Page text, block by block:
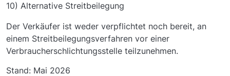
10) Alternative Streitbeilegung
Der Verkäufer ist weder verpflichtet noch bereit, an
einem Streitbeilegungsverfahren vor einer
Verbraucherschlichtungsstelle teilzunehmen.
Stand: Mai 2026